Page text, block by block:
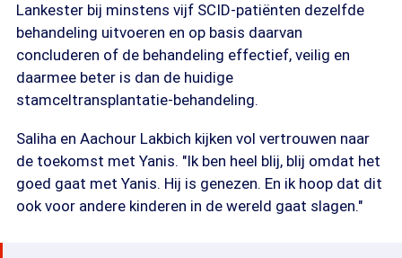
Lankester bij minstens vijf SCID-patiënten dezelfde
behandeling uitvoeren en op basis daarvan
concluderen of de behandeling effectief, veilig en
daarmee beter is dan de huidige
stamceltransplantatie-behandeling.
Saliha en Aachour Lakbich kijken vol vertrouwen naar
de toekomst met Yanis. "Ik ben heel blij, blij omdat het
goed gaat met Yanis. Hij is genezen. En ik hoop dat dit
ook voor andere kinderen in de wereld gaat slagen."